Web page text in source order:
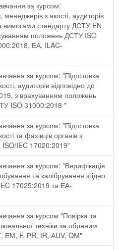
за курсом:
менеджерів з якості, аудиторів
вимогами стандарту ДСТУ EN
положень ДСТУ ISO
ЕА, ILAC-
за курсом: "Підготовка
аудиторів відповідно до
з врахуванням положень
ISO 31000:2018 "
за курсом: "Підготовка
та фахівців органів з
ISO/IEC 17020:2019"
за курсом: "Верифікація
та калібрування згідно
17025:2019 та ЕА-
за курсом "Повірка та
техніки за обраним
ЕМ, F, РR, ІR, АUV, QМ"